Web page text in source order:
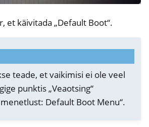
et käivitada „Default Boot“.
teade, et vaikimisi ei ole veel
punktis „Veaotsing“
Default Boot Menu“.